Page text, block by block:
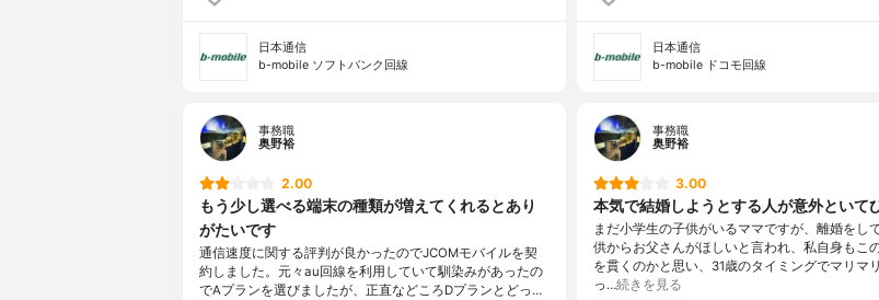
日本通信
b-mobile ソフトバンク回線
日本通信
b-mobile ドコモ回線
事務職
奥野裕
2.00
もう少し選べる端末の種類が増えてくれるとあり
がたいです
通信速度に関する評判が良かったのでJCOMモバイルを契
約しました。元々au回線を利用していて馴染みがあったの
でAプランを選びましたが、正直などころDプランとどっ…
事務職
奥野裕
3.00
本気で結婚しようとする人が意外といて
まだ小学生の子供がいるママですが、離婚をし
供からお父さんがほしいと言われ、私自身もこ
を貫くのかと思い、31歳のタイミングでマリマ
っ…続きを見る